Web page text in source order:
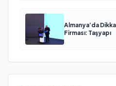
Almanya’da
Firması: Taşyapı